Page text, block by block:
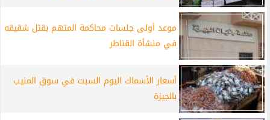
موعد أولى جلسات محاكمة المتهم بقتل شقيقه
في منشأة القناطر
أسعار الأسماك اليوم السبت في سوق المنيب
بالجيزة